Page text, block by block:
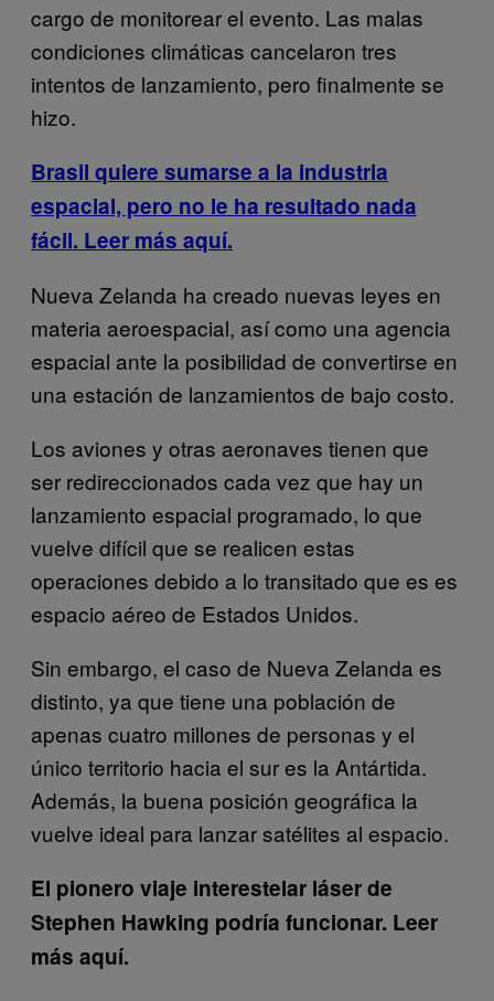
cargo de monitorear el evento. Las malas
condiciones climáticas cancelaron tres
intentos de lanzamiento, pero finalmente se
hizo.
Brasil quiere sumarse a la industria
espacial, pero no le ha resultado nada
fácil. Leer más aquí.
Nueva Zelanda ha creado nuevas leyes en
materia aeroespacial, así como una agencia
espacial ante la posibilidad de convertirse en
una estación de lanzamientos de bajo costo.
Los aviones y otras aeronaves tienen que
ser redireccionados cada vez que hay un
lanzamiento espacial programado, lo que
vuelve difícil que se realicen estas
operaciones debido a lo transitado que es es
espacio aéreo de Estados Unidos.
Sin embargo, el caso de Nueva Zelanda es
distinto, ya que tiene una población de
apenas cuatro millones de personas y el
único territorio hacia el sur es la Antártida.
Además, la buena posición geográfica la
vuelve ideal para lanzar satélites al espacio.
El pionero viaje interestelar láser de
Stephen Hawking podría funcionar. Leer
más aquí.